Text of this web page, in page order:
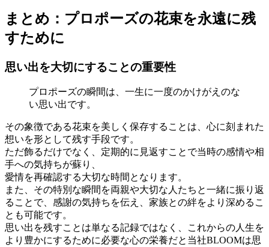
まとめ：プロポーズの花束を永遠に残
すために
思い出を大切にすることの重要性
プロポーズの瞬間は、一生に一度のかけがえのな
い思い出です。
その象徴である花束を美しく保存することは、心に刻まれた
想いを形として残す手段です。
ただ飾るだけでなく、定期的に見返すことで当時の感情や相
手への気持ちが蘇り、
愛情を再確認する大切な時間となります。
また、その特別な瞬間を両親や大切な人たちと一緒に振り返
ることで、感謝の気持ちを伝え、家族との絆をより深めるこ
とも可能です。
思い出を残すことは単なる記録ではなく、これからの人生を
より豊かにするために必要な心の栄養だと当社BLOOMは思